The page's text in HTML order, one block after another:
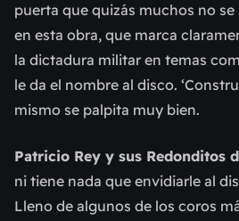
puerta que quizás muchos no
en esta obra, que marca
la dictadura militar en temas
le da el nombre al disco.
mismo se palpita muy bien.
Patricio Rey y sus Redonditos
ni tiene nada que envidiarle al
Lleno de algunos de los coros